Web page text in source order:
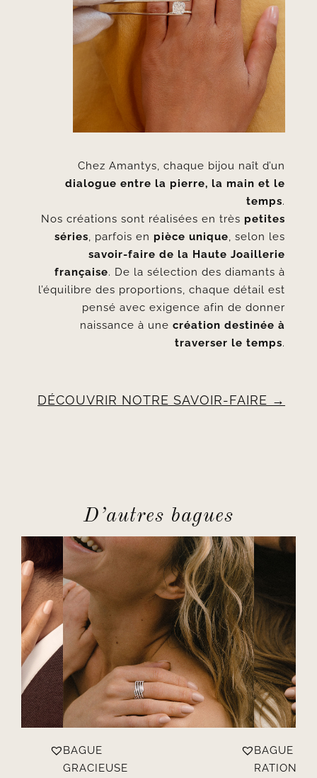
Chez Amantys, chaque bijou naît d’un
dialogue entre la pierre, la main et le
temps.
Nos créations sont réalisées en très petites
séries, parfois en pièce unique, selon les
savoir-faire de la Haute Joaillerie
française. De la sélection des diamants à
l’équilibre des proportions, chaque détail est
pensé avec exigence afin de donner
naissance à unecréation destinée à
traverser le temps.
DÉCOUVRIR NOTRE SAVOIR-FAIRE
D’autres bagues
BAGUE
GRACIEUSE
BAGUE